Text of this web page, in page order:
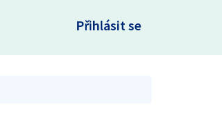
Přihlásit se